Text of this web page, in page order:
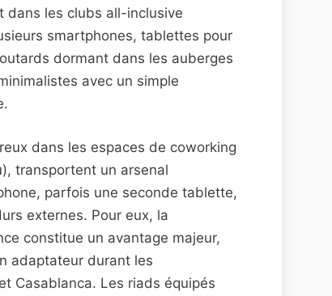
dans les clubs all-inclusive
smartphones, tablettes pour
dormant dans les auberges
avec un simple
dans les espaces de coworking
transportent un arsenal
parfois une seconde tablette,
externes. Pour eux, la
constitue un avantage majeur,
adaptateur durant les
Casablanca. Les riads équipés